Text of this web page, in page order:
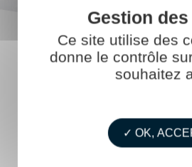
Ce site utilise des
donne le contrôle
souhaitez
✓ OK,